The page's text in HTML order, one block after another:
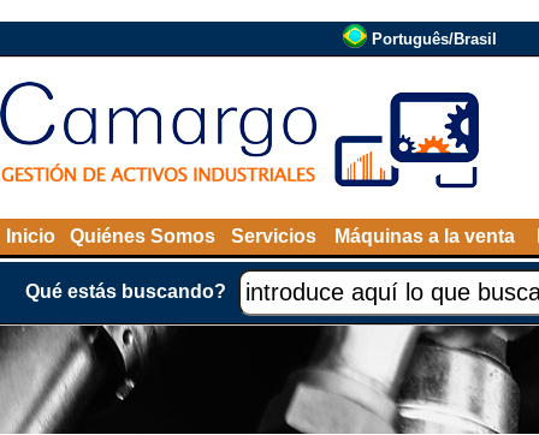
Português/Brasil
Inicio Quiénes Somos Servicios Máquinas a la venta
Qué estás buscando?